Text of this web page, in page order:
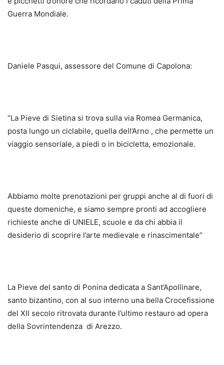
Guerra Mondiale.
Daniele Pasqui, assessore del Comune di Capolona:
“La Pieve di Sietina si trova sulla via Romea Germanica,
posta lungo un ciclabile, quella dell’Arno , che permette un
viaggio sensoriale, a piedi o in bicicletta, emozionale.
Abbiamo molte prenotazioni per gruppi anche al di fuori di
queste domeniche, e siamo sempre pronti ad accogliere
richieste anche di UNIELE, scuole e da chi abbia il
desiderio di scoprire l’arte medievale e rinascimentale”
La Pieve del santo di Ponina dedicata a Sant’Apollinare,
santo bizantino, con al suo interno una bella Crocefissione
del XII secolo ritrovata durante l’ultimo restauro ad opera
della Sovrintendenza di Arezzo.